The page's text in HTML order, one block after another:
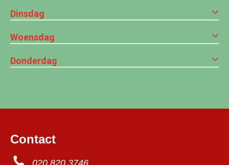
Dinsdag
Woensdag
Donderdag
Contact
020 820 3746